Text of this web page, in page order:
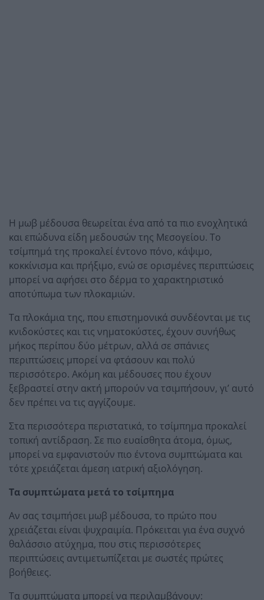
Η μωβ μέδουσα θεωρείται ένα από τα πιο ενοχλητικά
και επώδυνα είδη μεδουσών της Μεσογείου. Το
τσίμπημά της προκαλεί έντονο πόνο, κάψιμο,
κοκκίνισμα και πρήξιμο, ενώ σε ορισμένες περιπτώσεις
μπορεί να αφήσει στο δέρμα το χαρακτηριστικό
αποτύπωμα των πλοκαμιών.
Τα πλοκάμια της, που επιστημονικά συνδέονται με τις
κνιδοκύστες και τις νηματοκύστες, έχουν συνήθως
μήκος περίπου δύο μέτρων, αλλά σε σπάνιες
περιπτώσεις μπορεί να φτάσουν και πολύ
περισσότερο. Ακόμη και μέδουσες που έχουν
ξεβραστεί στην ακτή μπορούν να τσιμπήσουν, γι’ αυτό
δεν πρέπει να τις αγγίζουμε.
Στα περισσότερα περιστατικά, το τσίμπημα προκαλεί
τοπική αντίδραση. Σε πιο ευαίσθητα άτομα, όμως,
μπορεί να εμφανιστούν πιο έντονα συμπτώματα και
τότε χρειάζεται άμεση ιατρική αξιολόγηση.
Τα συμπτώματα μετά το τσίμπημα
Αν σας τσιμπήσει μωβ μέδουσα, το πρώτο που
χρειάζεται είναι ψυχραιμία. Πρόκειται για ένα συχνό
θαλάσσιο ατύχημα, που στις περισσότερες
περιπτώσεις αντιμετωπίζεται με σωστές πρώτες
βοήθειες.
Τα συμπτώματα μπορεί να περιλαμβάνουν: